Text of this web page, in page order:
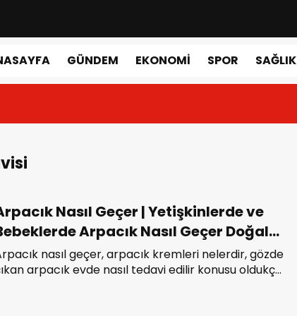
GÜNDEM EKONOMI SPOR SAĞLIK
Nasıl Geçer | Yetişkinlerde ve
Arpacık Nasıl Geçer Doğal
ve Arpacık İlacı
nasıl geçer, arpacık kremleri nelerdir, gözde
arpacık evde nasıl tedavi edilir konusu oldukça